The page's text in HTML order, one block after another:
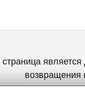
возвращения